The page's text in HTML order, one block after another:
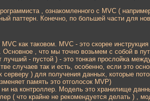
, ознакомленного с MVC (
паттерн. Конечно, по большей части для
как таковом. MVC - это скорее
Основное , что мы точно возьмем с собой в
лучший - пустой ) - это тонкая прослойка
случаев так и есть, особенно, если это
серверу ) для получения данных, которые
память это отголосок MVP)
на контроллер. Модель это хранилище
( что крайне не рекомендуется делать ) ,